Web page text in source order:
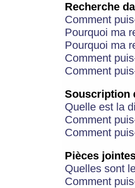
Recherche
Comment
Pourquoi ma
Pourquoi ma
Comment
Comment
Souscription
Quelle est la
Comment
Comment
Pièces
Quelles sont
Comment